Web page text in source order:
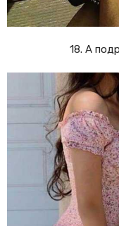
18. А